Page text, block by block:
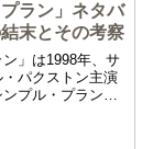
ラン」ネタバ
末とその考察
」は1998年、サ
パクストン主演
プル・プラン」